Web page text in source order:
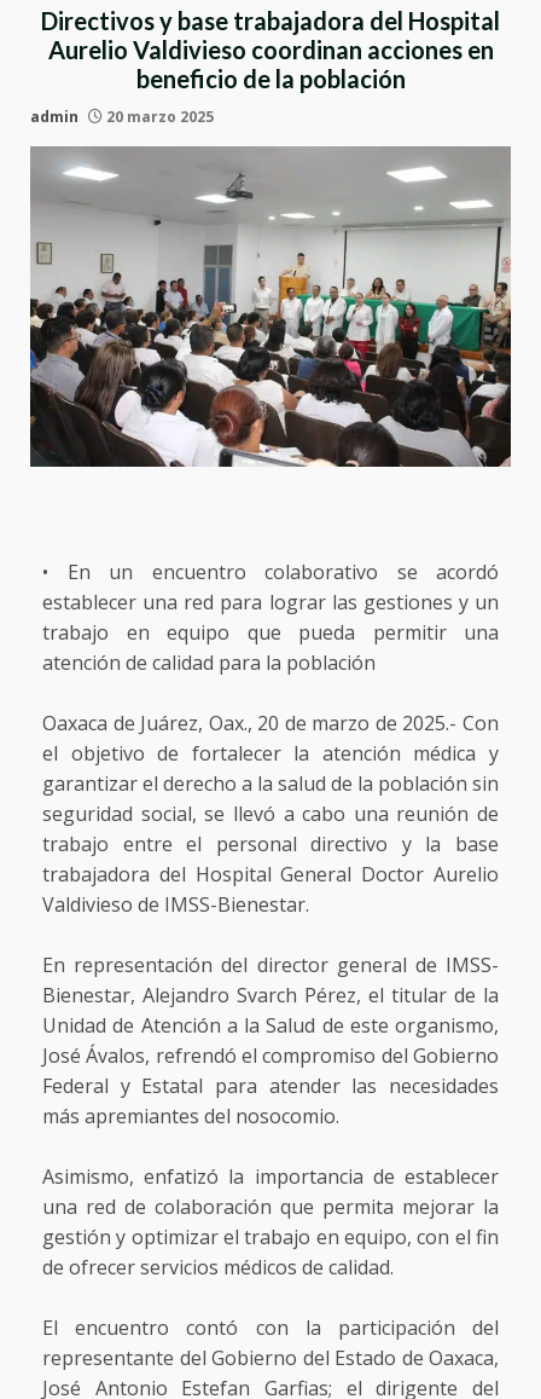
Directivos y base trabajadora del Hospital
Aurelio Valdivieso coordinan acciones en
beneficio de la población
admin 20 marzo 2025
• En un encuentro colaborativo se acordó
establecer una red para lograr las gestiones y un
trabajo en equipo que pueda permitir una
atención de calidad para la población
Oaxaca de Juárez, Oax., 20 de marzo de 2025.- Con
el objetivo de fortalecer la atención médica y
garantizar el derecho a la salud de la población sin
seguridad social, se llevó a cabo una reunión de
trabajo entre el personal directivo y la base
trabajadora del Hospital General Doctor Aurelio
Valdivieso de IMSS-Bienestar.
En representación del director general de IMSS-
Bienestar, Alejandro Svarch Pérez, el titular de la
Unidad de Atención a la Salud de este organismo,
José Ávalos, refrendó el compromiso del Gobierno
Federal y Estatal para atender las necesidades
más apremiantes del nosocomio.
Asimismo, enfatizó la importancia de establecer
una red de colaboración que permita mejorar la
gestión y optimizar el trabajo en equipo, con el fin
de ofrecer servicios médicos de calidad.
El encuentro contó con la participación del
representante del Gobierno del Estado de Oaxaca,
José Antonio Estefan Garfias; el dirigente del